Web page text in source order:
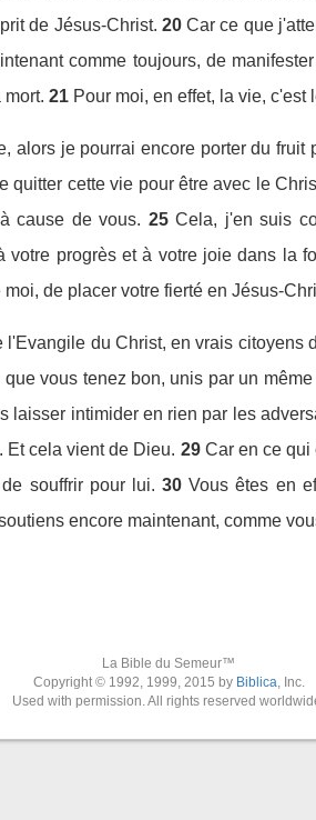
de Jésus-Christ. 20 Car ce que
comme toujours, de
21 Pour moi, en effet, la vie, c'est
alors je pourrai encore porter du
cette vie pour être avec le
cause de vous. 25 Cela, j'en suis
votre progrès et à votre joie dans la
de placer votre fierté en Jésus-
du Christ, en vrais citoyens
vous tenez bon, unis par un
laisser intimider en rien par les
Et cela vient de Dieu. 29 Car en ce qui
souffrir pour lui. 30 Vous êtes en
encore maintenant, comme
La Bible du Semeur™
Copyright © 1992, 1999, 2015 by Biblica, Inc.
Used with permission. All rights reserved